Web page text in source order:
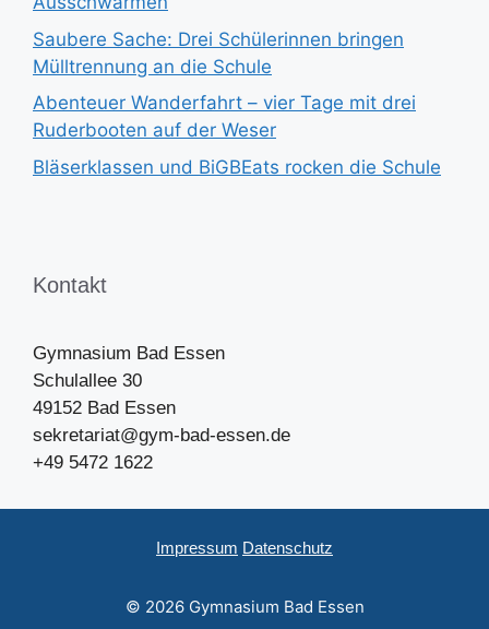
Saubere Sache: Drei Schülerinnen bringen
Mülltrennung an die Schule
Abenteuer Wanderfahrt – vier Tage mit drei
Ruderbooten auf der Weser
Bläserklassen und BiGBEats rocken die Schule
Kontakt
Gymnasium Bad Essen
Schulallee 30
49152 Bad Essen
sekretariat@gym-bad-essen.de
+49 5472 1622
Impressum Datenschutz
© 2026 Gymnasium Bad Essen